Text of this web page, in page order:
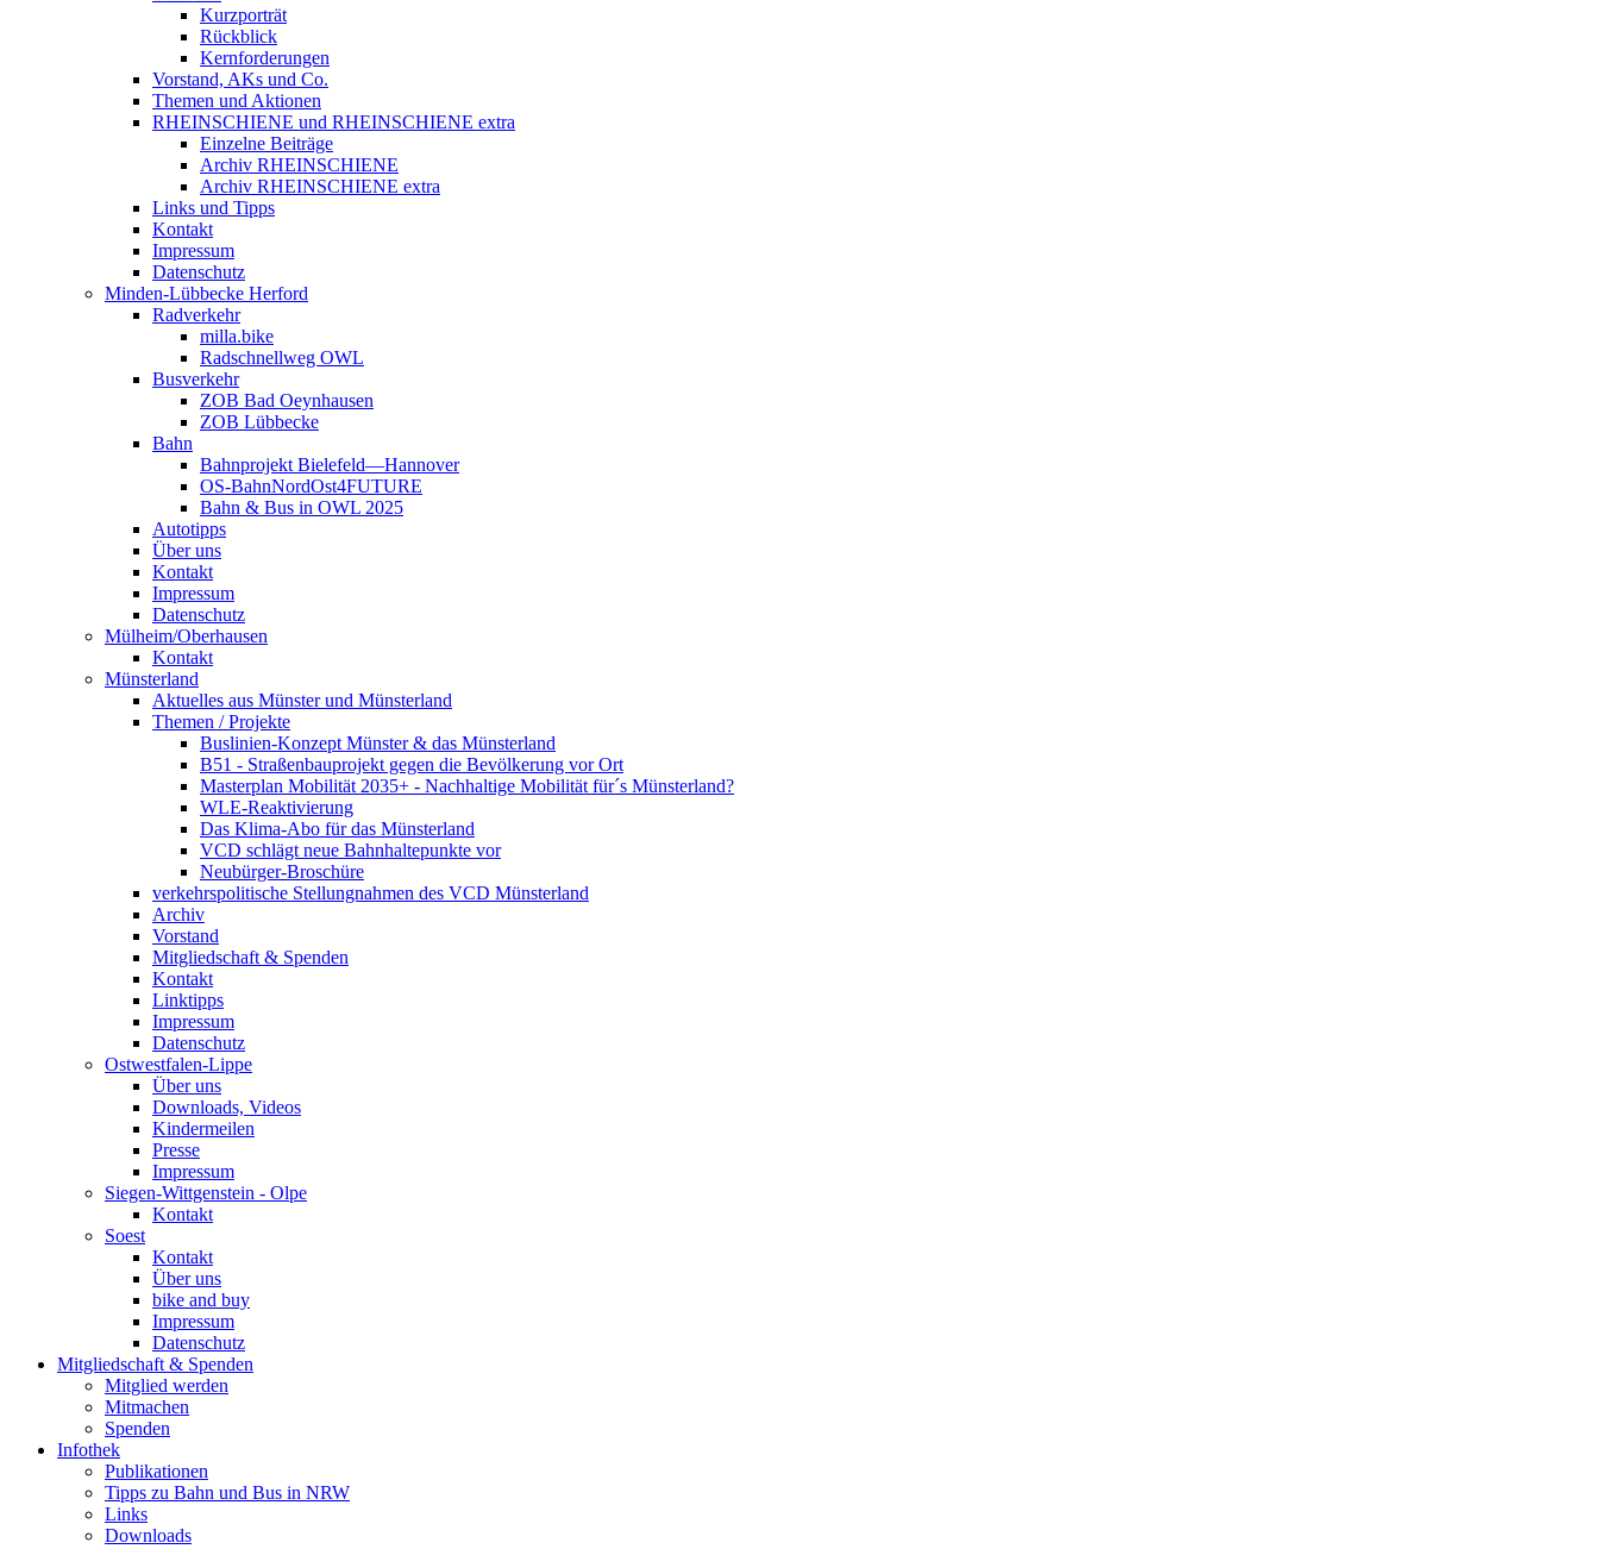
Kurzporträt
Rückblick
Kernforderungen
Vorstand, AKs und Co.
Themen und Aktionen
RHEINSCHIENE und RHEINSCHIENE extra
Einzelne Beiträge
Archiv RHEINSCHIENE
Archiv RHEINSCHIENE extra
Links und Tipps
Kontakt
Impressum
Datenschutz
Minden-Lübbecke Herford
Radverkehr
milla.bike
Radschnellweg OWL
Busverkehr
ZOB Bad Oeynhausen
ZOB Lübbecke
Bahn
Bahnprojekt Bielefeld—Hannover
OS-BahnNordOst4FUTURE
Bahn & Bus in OWL 2025
Autotipps
Über uns
Kontakt
Impressum
Datenschutz
Mülheim/Oberhausen
Kontakt
Münsterland
Aktuelles aus Münster und Münsterland
Themen / Projekte
Buslinien-Konzept Münster & das Münsterland
B51 - Straßenbauprojekt gegen die Bevölkerung vor Ort
Masterplan Mobilität 2035+ - Nachhaltige Mobilität für´s Münsterland?
WLE-Reaktivierung
Das Klima-Abo für das Münsterland
VCD schlägt neue Bahnhaltepunkte vor
Neubürger-Broschüre
verkehrspolitische Stellungnahmen des VCD Münsterland
Archiv
Vorstand
Mitgliedschaft & Spenden
Kontakt
Linktipps
Impressum
Datenschutz
Ostwestfalen-Lippe
Über uns
Downloads, Videos
Kindermeilen
Presse
Impressum
Siegen-Wittgenstein - Olpe
Kontakt
Soest
Kontakt
Über uns
bike and buy
Impressum
Datenschutz
Mitgliedschaft & Spenden
Mitglied werden
Mitmachen
Spenden
Infothek
Publikationen
Tipps zu Bahn und Bus in NRW
Links
Downloads